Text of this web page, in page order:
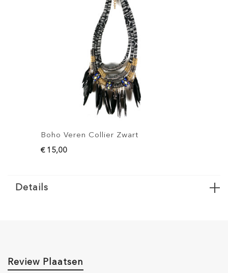
Boho Veren Collier Zwart
€ 15,00
Details
Review Plaatsen